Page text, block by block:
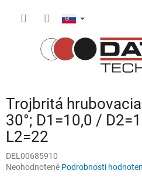
Trojbritá
30°; D1=10,0 /
L2=22
DEL00685910
Priemerné
Neohodnotené Podrobnosti